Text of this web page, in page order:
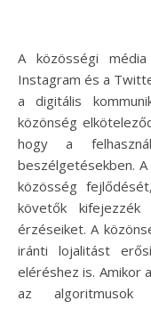
A közösségi média platformok, mint a Facebook, az
Instagram és a
a digitális
közönség
hogy a
beszélgetésekben.
közösség
követők kifejezzék
érzéseiket. A
iránti lojalitást
eléréshez is. Amikor
az algoritmusok